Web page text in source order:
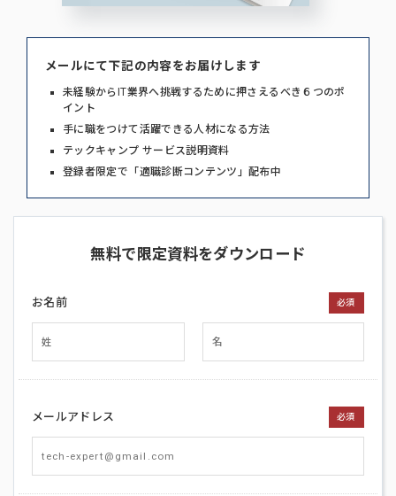
メールにて下記の内容をお届けします
未経験からIT業界へ挑戦するために押さえるべき６つのポ
イント
手に職をつけて活躍できる人材になる方法
テックキャンプ サービス説明資料
登録者限定で「適職診断コンテンツ」配布中
無料で限定資料をダウンロード
お名前 必須
メールアドレス 必須